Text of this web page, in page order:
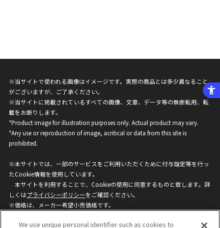
※当サイトで使われる画像はイメージです。実際の商品とは多少異なること
がございますが、ご了承ください。
※当サイトに掲載されているすべての画像、文章、データ等の無断転用、転
載をお断りします。
*Product image for illustration purposes only. Actual product may vary.
*Any use or reproduction of image, acritical or data from this site is
prohibited.
※本サイトでは、一部のサービスをご利用いただくために付与設定等を行っ
たCookie情報を使用しています。
本サイトを利用することで、Cookieの使用に同意するものと致します。詳
しくはプライバシーポリシーをご確認ください。
※価格は、メーカー希望小売価格です。
ざいますのでご了承ください。
We use unique personal identifier such as cookies to